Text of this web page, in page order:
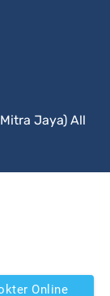
Jaya) All
Online